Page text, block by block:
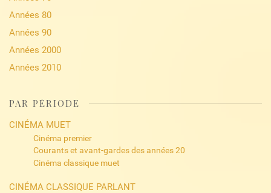
Années 80
Années 90
Années 2000
Années 2010
PAR PÉRIODE
CINÉMA MUET
Cinéma premier
Courants et avant-gardes des années 20
Cinéma classique muet
CINÉMA CLASSIQUE PARLANT